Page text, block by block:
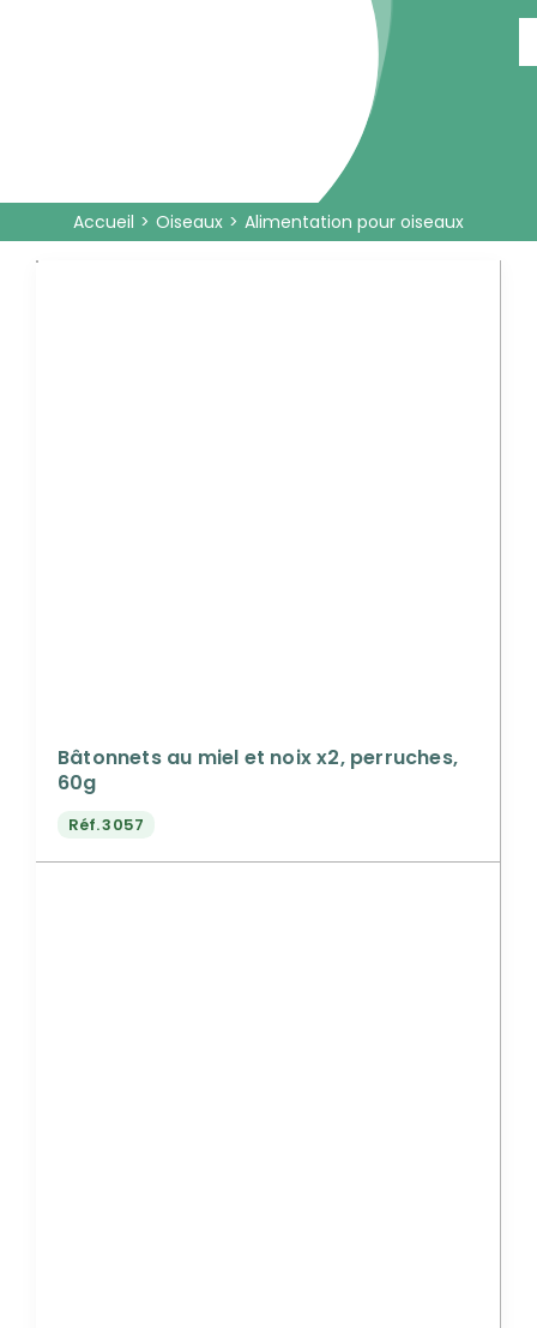
Accueil Oiseaux Alimentation pour oiseaux
Bâtonnets au miel et noix x2, perruches,
60g
Réf.3057